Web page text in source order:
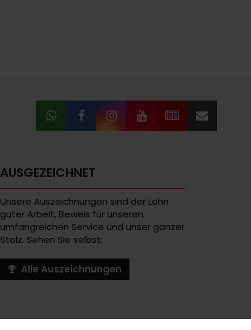
AUSGEZEICHNET
Unsere Auszeichnungen sind der Lohn
guter Arbeit, Beweis für unseren
umfangreichen Service und unser ganzer
Stolz. Sehen Sie selbst:
Alle Auszeichnungen